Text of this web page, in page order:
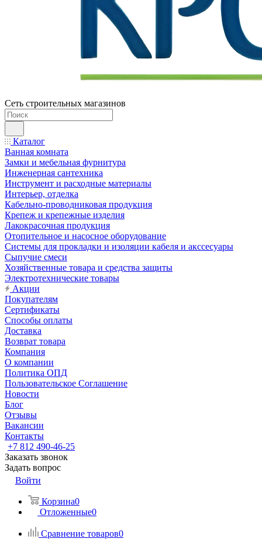
Сеть строительных магазинов
Каталог
Ванная комната
Замки и мебельная фурнитура
Инженерная сантехника
Инструмент и расходные материалы
Интерьер, отделка
Кабельно-проводниковая продукция
Крепеж и крепежные изделия
Лакокрасочная продукция
Отопительное и насосное оборудование
Системы для прокладки и изоляции кабеля и акссесуары
Сыпучие смеси
Хозяйственные товара и средства защиты
Электротехнические товары
Акции
Покупателям
Сертификаты
Способы оплаты
Доставка
Возврат товара
Компания
О компании
Политика ОПД
Пользовательское Соглашение
Новости
Блог
Отзывы
Вакансии
Контакты
+7 812 490-46-25
Заказать звонок
Задать вопрос
Войти
Корзина0
Отложенные0
Сравнение товаров0